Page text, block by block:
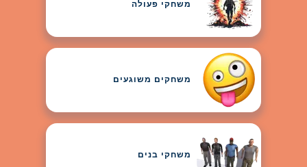
משחקי פעולה
משחקים משוגעים
משחקי בנים